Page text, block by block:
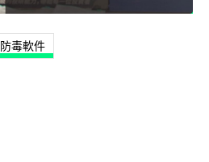
防毒軟件